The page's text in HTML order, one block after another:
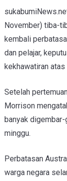
November) tiba-
kembali
dan pelajar,
kekhawatiran atas
Setelah
Morrison
banyak
minggu.
Perbatasan
warga negara